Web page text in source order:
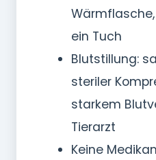
ein Tuch
Blutstillung:
steriler
starkem
Tierarzt
Keine